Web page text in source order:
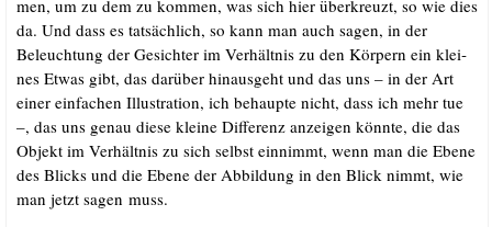
men, um zu dem zu kom­men, was sich hier über­kreuzt, so wie dies
da. Und dass es tat­säch­lich, so kann man auch sagen, in der
Beleuch­tung der Gesich­ter im Ver­hält­nis zu den Kör­pern ein klei­
nes Etwas gibt, das dar­über hin­aus­geht und das uns – in der Art
einer ein­fa­chen Illus­tra­ti­on, ich behaup­te nicht, dass ich mehr tue
–, das uns genau die­se klei­ne Dif­fe­renz anzei­gen könn­te, die das
Objekt im Ver­hält­nis zu sich selbst ein­nimmt, wenn man die Ebe­ne
des Blicks und die Ebe­ne der Abbil­dung in den Blick nimmt, wie
man jetzt sagen muss.